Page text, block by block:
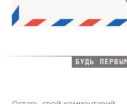
БУДЬ